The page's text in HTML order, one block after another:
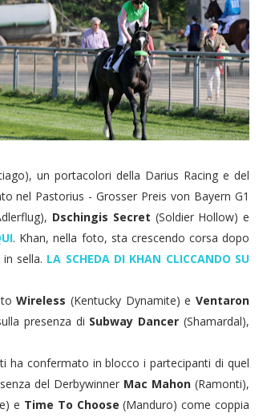
un portacolori della Darius Racing e del
nel Pastorius - Grosser Preis von Bayern G1
Dschingis Secret (Soldier Hollow) e
. Khan, nella foto, sta crescendo corsa dopo
sella. LA SCHEDA DI KHAN CLICCANDO SU
Wireless (Kentucky Dynamite) eVentaron
presenza di Subway Dancer (Shamardal),
ha confermato in blocco i partecipanti di quel
del Derbywinner Mac Mahon(Ramonti),
e Time To Choose (Manduro) come coppia